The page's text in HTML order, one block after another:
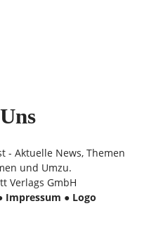
- Aktuelle News, Themen
und Umzu.
Verlags GmbH
Impressum ● Logo